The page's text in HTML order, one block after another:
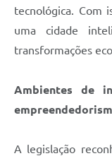
tecnológica. Com
uma cidade
transformações
Ambientes de
A legislação